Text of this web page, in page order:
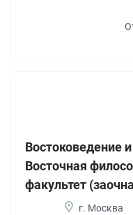
Востоковедение
Восточная
факультет
г. Москва